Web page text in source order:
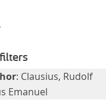
: Clausius, Rudolf
Emanuel